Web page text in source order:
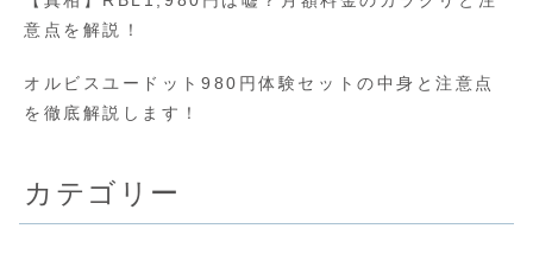
意点を解説！
オルビスユードット980円体験セットの中身と注意点
を徹底解説します！
カテゴリー